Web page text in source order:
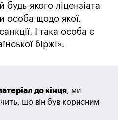
будь-якого ліцензіата
особа щодо якої,
І така особа є
біржі».
до кінця, ми
що він був корисним